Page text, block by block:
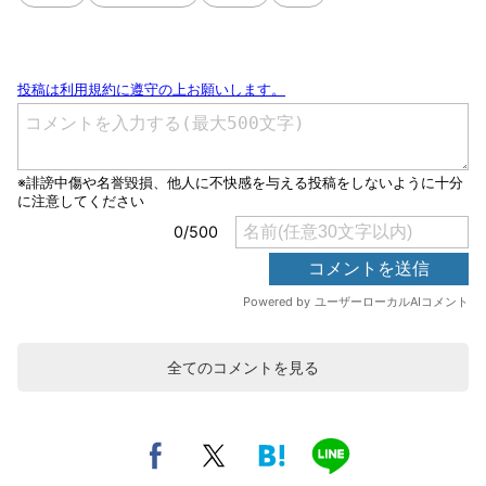
全てのコメントを見る